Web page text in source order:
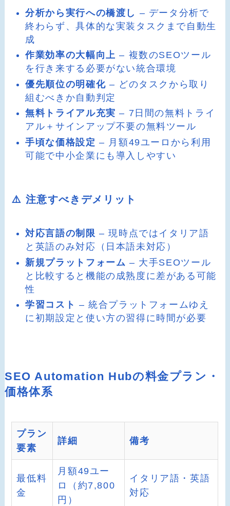
分析から実行への橋渡し – データ分析で
終わらず、具体的な実装タスクまで自動生
成
作業効率の大幅向上 – 複数のSEOツール
を行き来する必要がない統合環境
優先順位の明確化 – どのタスクから取り
組むべきか自動判定
無料トライアル充実 – 7日間の無料トライ
アル＋サインアップ不要の無料ツール
手頃な価格設定 – 月額49ユーロから利用
可能で中小企業にも導入しやすい
⚠️ 注意すべきデメリット
対応言語の制限 – 現時点ではイタリア語
と英語のみ対応（日本語未対応）
新規プラットフォーム – 大手SEOツール
と比較すると機能の成熟度に差がある可能
性
学習コスト – 統合プラットフォームゆえ
に初期設定と使い方の習得に時間が必要
SEO Automation Hubの料金プラン・
価格体系
プラン
要素
詳細 備考
最低料
金
月額49ユー
ロ（約7,800
円）
イタリア語・英語
対応